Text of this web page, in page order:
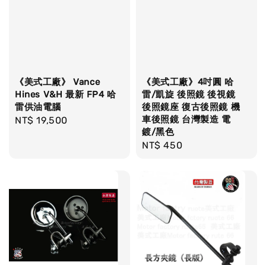
《美式工廠》 Vance
Hines V&H 最新 FP4 哈
雷供油電腦
Regular
NT$ 19,500
《美式工廠》4吋圓 哈
雷/凱旋 後照鏡 後視鏡
後照鏡座 復古後照鏡 機
車後照鏡 台灣製造 電
鍍/黑色
Regular
NT$ 450